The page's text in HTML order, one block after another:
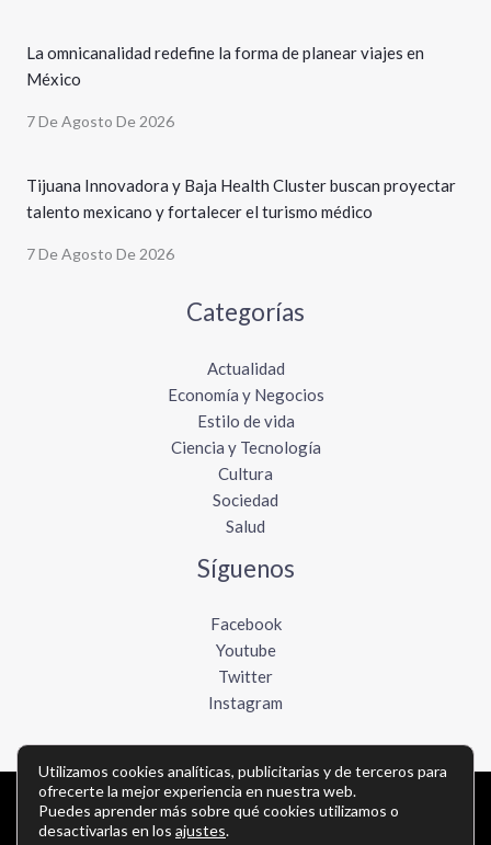
La omnicanalidad redefine la forma de planear viajes en
México
7 De Agosto De 2026
Tijuana Innovadora y Baja Health Cluster buscan proyectar
talento mexicano y fortalecer el turismo médico
7 De Agosto De 2026
Categorías
Actualidad
Economía y Negocios
Estilo de vida
Ciencia y Tecnología
Cultura
Sociedad
Salud
Síguenos
Facebook
Youtube
Twitter
Instagram
Copyright © Todos los derechos reservados -
elboletinmexicano.com
Utilizamos cookies analíticas, publicitarias y de terceros para
ofrecerte la mejor experiencia en nuestra web.
Puedes aprender más sobre qué cookies utilizamos o
desactivarlas en los ajustes.